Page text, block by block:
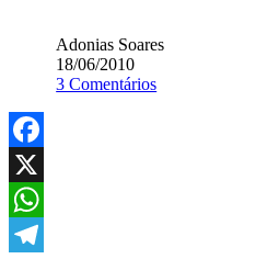
Adonias Soares
18/06/2010
3 Comentários
Facebook
X
WhatsApp